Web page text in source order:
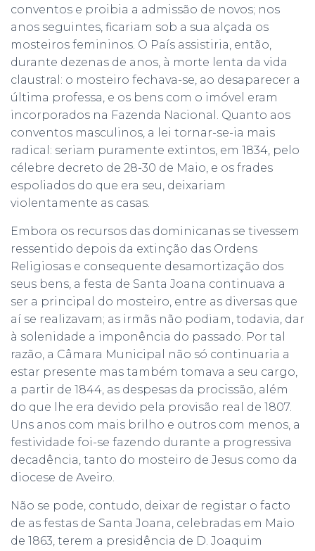
conventos e proibia a admissão de novos; nos
anos seguintes, ficariam sob a sua alçada os
mosteiros femininos. O País assistiria, então,
durante dezenas de anos, à morte lenta da vida
claustral: o mosteiro fechava-se, ao desaparecer a
última professa, e os bens com o imóvel eram
incorporados na Fazenda Nacional. Quanto aos
conventos masculinos, a lei tornar-se-ia mais
radical: seriam puramente extintos, em 1834, pelo
célebre decreto de 28-30 de Maio, e os frades
espoliados do que era seu, deixariam
violentamente as casas.
Embora os recursos das dominicanas se tivessem
ressentido depois da extinção das Ordens
Religiosas e consequente desamortização dos
seus bens, a festa de Santa Joana continuava a
ser a principal do mosteiro, entre as diversas que
aí se realizavam; as irmãs não podiam, todavia, dar
à solenidade a imponência do passado. Por tal
razão, a Câmara Municipal não só continuaria a
estar presente mas também tomava a seu cargo,
a partir de 1844, as despesas da procissão, além
do que lhe era devido pela provisão real de 1807.
Uns anos com mais brilho e outros com menos, a
festividade foi-se fazendo durante a progressiva
decadência, tanto do mosteiro de Jesus como da
diocese de Aveiro.
Não se pode, contudo, deixar de registar o facto
de as festas de Santa Joana, celebradas em Maio
de 1863, terem a presidência de D. Joaquim